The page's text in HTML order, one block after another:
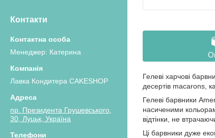
Контакти
Менеджер: Катерина
Лавка Кондитера CAKESHOP
пр. Президента Грушевського,
30, Луцьк, Україна
Гелеві харчові
десертів macarons,
Гелеві барвники
насиченими
відтінки, не
Ці барвники дуже